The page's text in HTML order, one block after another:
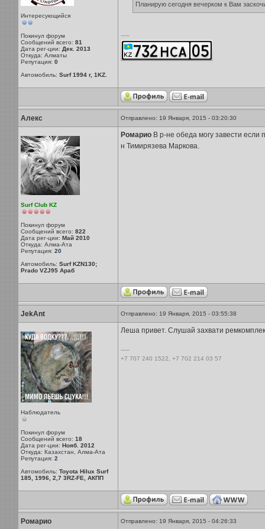
Интересующийся
Покинул форум
Сообщений всего: 81
Дата рег-ции: Дек. 2013
Откуда: Алматы
Репутация: 0
Автомобиль: Surf 1994 г, 1KZ.
Планирую сегодня вечерком к Вам
-----
Алекс Отправлено: 19 Января, 2015 - 03:20:30
Surf Club KZ
Покинул форум
Сообщений всего: 822
Дата рег-ции: Май 2010
Откуда: Алма-Ата
Репутация: 20
Автомобиль: Surf KZN130;
Prado VZJ95 Араб
РомариоВ р-не обеда могу завести если
н Тимирязева Маркова.
JekAnt Отправлено: 19 Января, 2015 - 03:55:38
Наблюдатель
Покинул форум
Сообщений всего: 18
Дата рег-ции: Нояб. 2012
Откуда: Казахстан, Алма-Ата
Репутация: 2
Автомобиль: Toyota Hilux Surf
185, 1996, 2,7 3RZ-FE, АКПП
Леша привет. Слушай захвати
-----
+7 707 240 1522, +7 702 214 03 57
Ромарио Отправлено: 19 Января, 2015 - 04:26:33